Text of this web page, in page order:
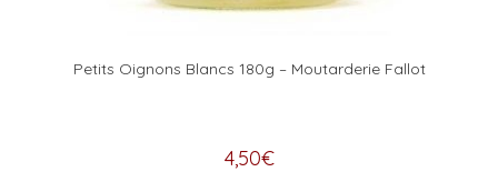
Petits Oignons Blancs 180g – Moutarderie Fallot
4,50€